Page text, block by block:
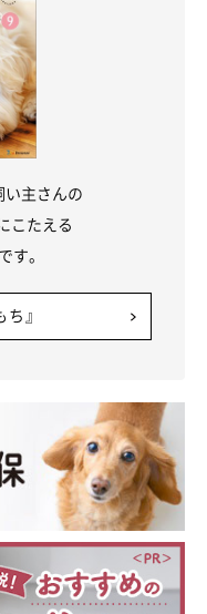
い主さんの
こたえる
す。
』